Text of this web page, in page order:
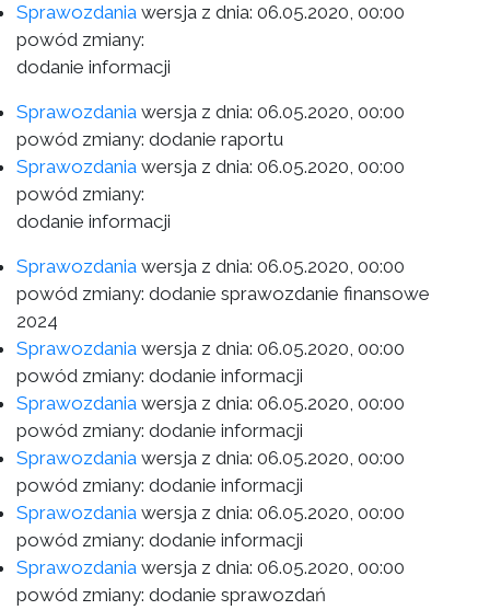
Sprawozdania wersja z dnia: 06.05.2020, 00:00
powód zmiany:
dodanie informacji
Sprawozdania wersja z dnia: 06.05.2020, 00:00
powód zmiany: dodanie raportu
Sprawozdania wersja z dnia: 06.05.2020, 00:00
powód zmiany:
dodanie informacji
Sprawozdania wersja z dnia: 06.05.2020, 00:00
powód zmiany: dodanie sprawozdanie finansowe
2024
Sprawozdania wersja z dnia: 06.05.2020, 00:00
powód zmiany: dodanie informacji
Sprawozdania wersja z dnia: 06.05.2020, 00:00
powód zmiany: dodanie informacji
Sprawozdania wersja z dnia: 06.05.2020, 00:00
powód zmiany: dodanie informacji
Sprawozdania wersja z dnia: 06.05.2020, 00:00
powód zmiany: dodanie informacji
Sprawozdania wersja z dnia: 06.05.2020, 00:00
powód zmiany: dodanie sprawozdań